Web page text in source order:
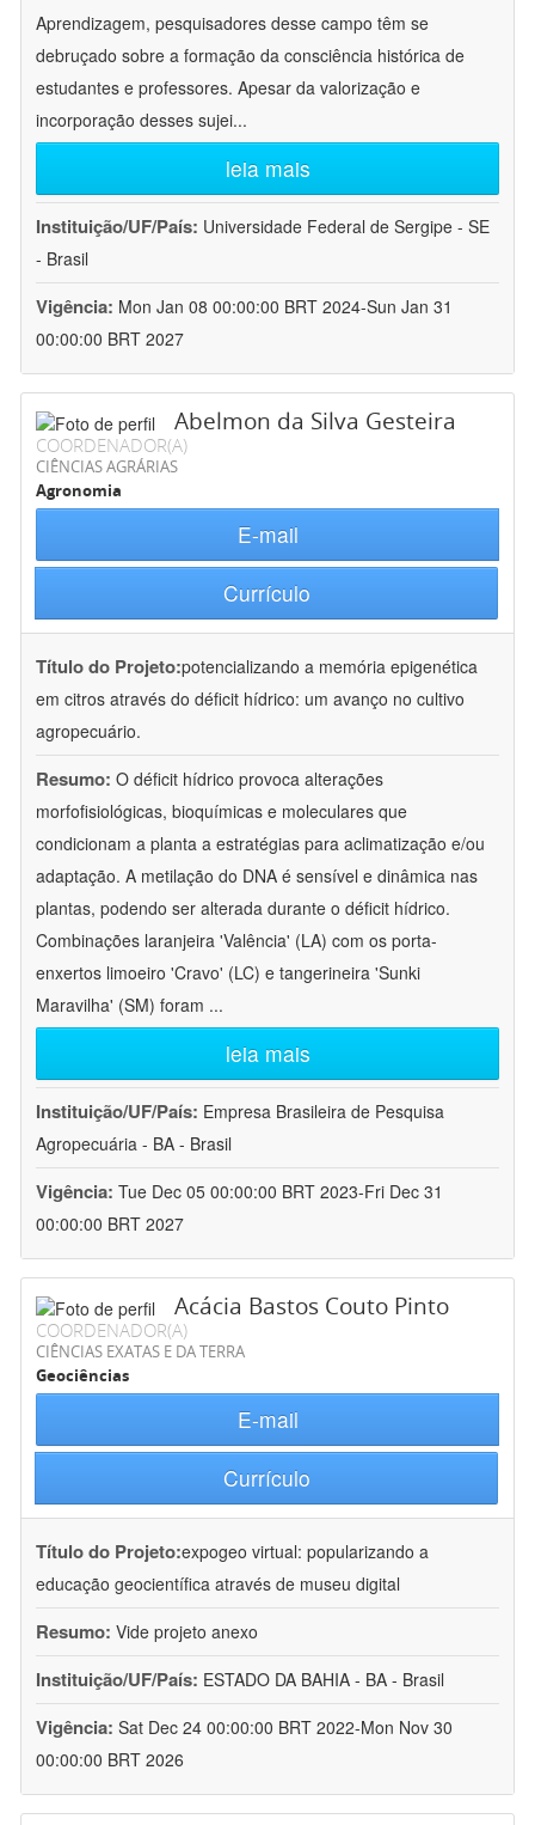
Aprendizagem, pesquisadores desse campo têm se
debruçado sobre a formação da consciência histórica de
estudantes e professores. Apesar da valorização e
incorporação desses sujei...
leia mais
Instituição/UF/País: Universidade Federal de Sergipe - SE
- Brasil
Vigência: Mon Jan 08 00:00:00 BRT 2024-Sun Jan 31
00:00:00 BRT 2027
Abelmon da Silva Gesteira
COORDENADOR(A)
CIÊNCIAS AGRÁRIAS
Agronomia
E-mail
Currículo
Título do Projeto:potencializando a memória epigenética
em citros através do déficit hídrico: um avanço no cultivo
agropecuário.
Resumo: O déficit hídrico provoca alterações
morfofisiológicas, bioquímicas e moleculares que
condicionam a planta a estratégias para aclimatização e/ou
adaptação. A metilação do DNA é sensível e dinâmica nas
plantas, podendo ser alterada durante o déficit hídrico.
Combinações laranjeira 'Valência' (LA) com os porta-
enxertos limoeiro 'Cravo' (LC) e tangerineira 'Sunki
Maravilha' (SM) foram ...
leia mais
Instituição/UF/País: Empresa Brasileira de Pesquisa
Agropecuária - BA - Brasil
Vigência: Tue Dec 05 00:00:00 BRT 2023-Fri Dec 31
00:00:00 BRT 2027
Acácia Bastos Couto Pinto
COORDENADOR(A)
CIÊNCIAS EXATAS E DA TERRA
Geociências
E-mail
Currículo
Título do Projeto:expogeo virtual: popularizando a
educação geocientífica através de museu digital
Resumo: Vide projeto anexo
Instituição/UF/País: ESTADO DA BAHIA - BA - Brasil
Vigência: Sat Dec 24 00:00:00 BRT 2022-Mon Nov 30
00:00:00 BRT 2026